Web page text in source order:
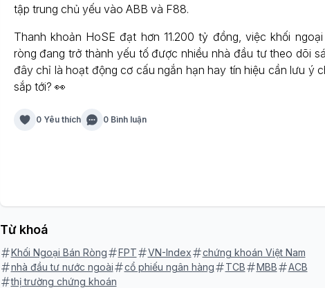
tập trung chủ yếu vào ABB và F88.
Thanh khoản HoSE đạt hơn 11.200 tỷ đồng, việc khối
ròng đang trở thành yếu tố được nhiều nhà đầu tư theo dõi
đây chỉ là hoạt động cơ cấu ngắn hạn hay tín hiệu cần lưu ý
sắp tới? 👀
0 Yêu thích 0 Bình luận
Từ khoá
Khối Ngoại Bán Ròng FPT VN-Index
chứng khoán Việt Nam
nhà đầu tư nước ngoài
cổ phiếu ngân hàng TCB MBB
ACB
thị trường chứng khoán